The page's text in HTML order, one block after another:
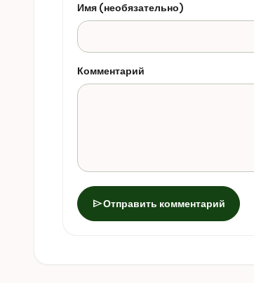
Имя (необязательно)
Комментарий
sendОтправить комментарий